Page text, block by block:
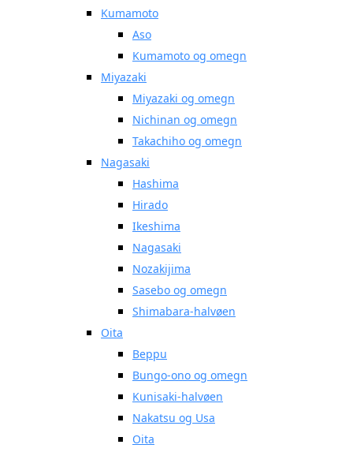
Kumamoto
Aso
Kumamoto og omegn
Miyazaki
Miyazaki og omegn
Nichinan og omegn
Takachiho og omegn
Nagasaki
Hashima
Hirado
Ikeshima
Nagasaki
Nozakijima
Sasebo og omegn
Shimabara-halvøen
Oita
Beppu
Bungo-ono og omegn
Kunisaki-halvøen
Nakatsu og Usa
Oita